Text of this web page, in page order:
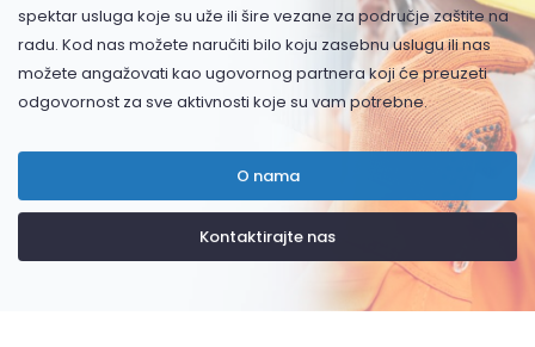
spektar usluga koje su uže ili šire vezane za područje zaštite na
radu. Kod nas možete naručiti bilo koju zasebnu uslugu ili nas
možete angažovati kao ugovornog partnera koji će preuzeti
odgovornost za sve aktivnosti koje su vam potrebne.
O nama
Kontaktirajte nas